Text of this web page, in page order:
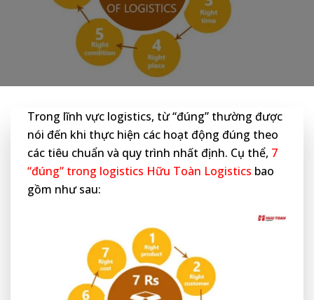
Trong lĩnh vực logistics, từ “đúng” thường được
nói đến khi thực hiện các hoạt động đúng theo
các tiêu chuẩn và quy trình nhất định. Cụ thể, 7
“đúng” trong logistics Hữu Toàn Logistics bao
gồm như sau: